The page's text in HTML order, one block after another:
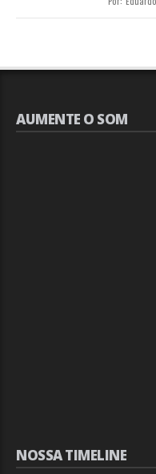
AUMENTE O SOM
NOSSA TIMELINE